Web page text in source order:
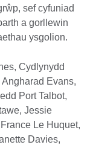
sef cyfuniad
a gorllewin
ysgolion.
Cydlynydd
Evans,
Port Talbot,
Jessie
Le Huquet,
Davies,